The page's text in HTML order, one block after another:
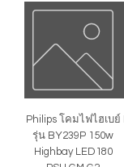
Philips โคมไฟไฮเบย์
รุ่น BY239P 150w
Highbay LED180